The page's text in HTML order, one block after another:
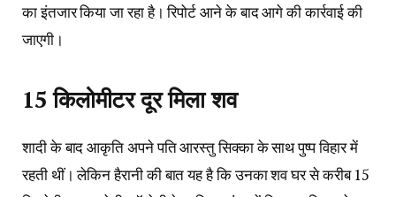
का इंतजार किया जा रहा है। रिपोर्ट आने के बाद आगे की कार्रवाई की
जाएगी।
15 किलोमीटर दूर मिला शव
शादी के बाद आकृति अपने पति आरस्तु सिक्का के साथ पुष्प विहार में
रहती थीं। लेकिन हैरानी की बात यह है कि उनका शव घर से करीब 15